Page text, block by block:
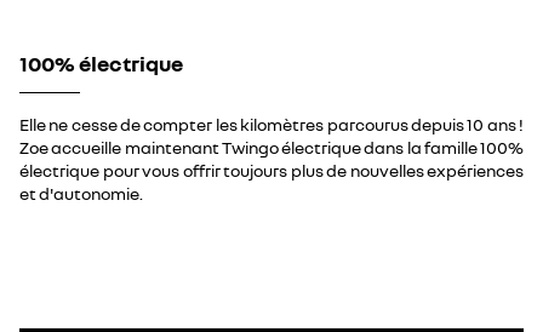
100% électrique
Elle ne cesse de compter les kilomètres parcourus depuis 10 ans !
Zoe accueille maintenant Twingo électrique dans la famille 100%
électrique pour vous offrir toujours plus de nouvelles expériences
et d'autonomie.